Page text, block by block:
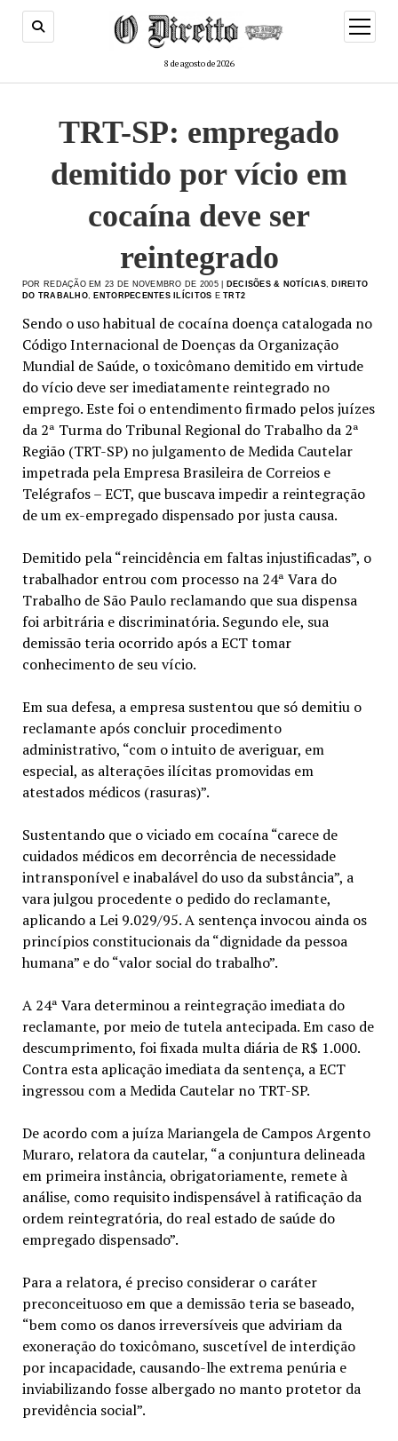
8 de agosto de 2026
menu
de
TRT-SP: empregado
demitido por vício em
cocaína deve ser
reintegrado
POR REDAÇÃO EM 23 DE NOVEMBRO DE 2005 | DECISÕES & NOTÍCIAS,
DIREITO
DO TRABALHO, ENTORPECENTES ILÍCITOS ETRT2
Sendo o uso habitual de cocaína doença catalogada no
Código Internacional de Doenças da Organização
Mundial de Saúde, o toxicômano demitido em virtude
do vício deve ser imediatamente reintegrado no
emprego. Este foi o entendimento firmado pelos juízes
da 2ª Turma do Tribunal Regional do Trabalho da 2ª
Região (TRT-SP) no julgamento de Medida Cautelar
impetrada pela Empresa Brasileira de Correios e
Telégrafos – ECT, que buscava impedir a reintegração
de um ex-empregado dispensado por justa causa.
Demitido pela “reincidência em faltas injustificadas”, o
trabalhador entrou com processo na 24ª Vara do
Trabalho de São Paulo reclamando que sua dispensa
foi arbitrária e discriminatória. Segundo ele, sua
demissão teria ocorrido após a ECT tomar
conhecimento de seu vício.
Em sua defesa, a empresa sustentou que só demitiu o
reclamante após concluir procedimento
administrativo, “com o intuito de averiguar, em
especial, as alterações ilícitas promovidas em
atestados médicos (rasuras)”.
Sustentando que o viciado em cocaína “carece de
cuidados médicos em decorrência de necessidade
intransponível e inabalável do uso da substância”, a
vara julgou procedente o pedido do reclamante,
aplicando a Lei 9.029/95. A sentença invocou ainda os
princípios constitucionais da “dignidade da pessoa
humana” e do “valor social do trabalho”.
A 24ª Vara determinou a reintegração imediata do
reclamante, por meio de tutela antecipada. Em caso de
descumprimento, foi fixada multa diária de R$ 1.000.
Contra esta aplicação imediata da sentença, a ECT
ingressou com a Medida Cautelar no TRT-SP.
De acordo com a juíza Mariangela de Campos Argento
Muraro, relatora da cautelar, “a conjuntura delineada
em primeira instância, obrigatoriamente, remete à
análise, como requisito indispensável à ratificação da
ordem reintegratória, do real estado de saúde do
empregado dispensado”.
Para a relatora, é preciso considerar o caráter
preconceituoso em que a demissão teria se baseado,
“bem como os danos irreversíveis que adviriam da
exoneração do toxicômano, suscetível de interdição
por incapacidade, causando-lhe extrema penúria e
inviabilizando fosse albergado no manto protetor da
previdência social”.